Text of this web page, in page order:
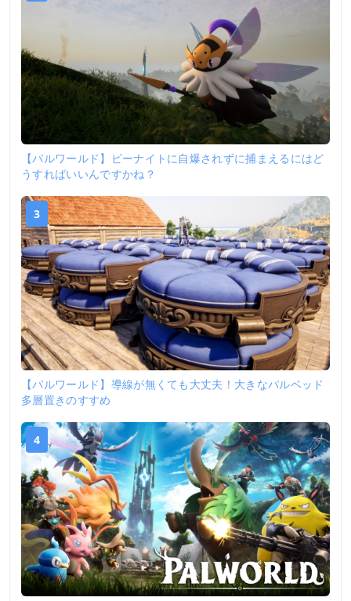
【パルワールド】ビーナイトに自爆されずに捕まえるにはど
うすればいいんですかね？
3
【パルワールド】導線が無くても大丈夫！大きなパルベッド
多層置きのすすめ
4